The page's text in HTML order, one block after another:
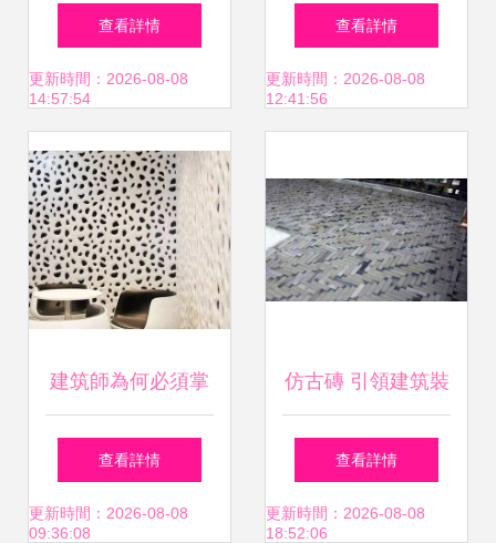
上海防靜電門簾 航
天裝飾材料，潔凈
空間信賴之選
查看詳情
更新時間：2026-08-08
14:57:54
有限公司 專注建筑
裝飾材料，引領行
查看詳情
更新時間：2026-08-08
12:41:56
建筑師為何必須掌
握材料知識 以
GRG為例的建筑裝
查看詳情
更新時間：2026-08-08
09:36:08
仿古磚 引領建筑裝
飾材料新潮流，未
來主流發展方向探
查看詳情
更新時間：2026-08-08
18:52:06